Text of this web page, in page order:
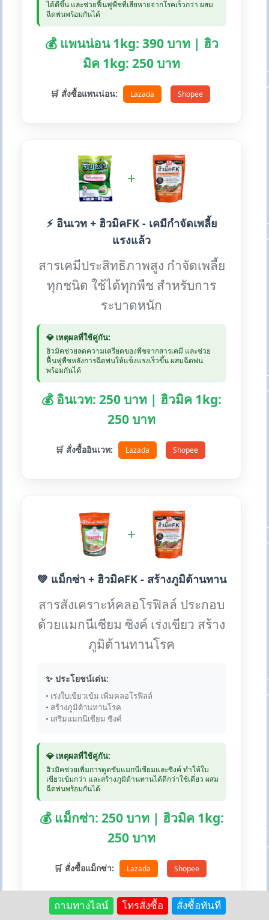
ได้ดีขึ้น และช่วยฟื้นฟูพืชที่เสียหายจากโรคเร็วกว่า ผสม
ฉีดพ่นพร้อมกันได้
💰 แพนน่อน 1kg: 390 บาท | ฮิว
มิค 1kg: 250 บาท
🛒 สั่งซื้อแพนน่อน: Lazada Shopee
+
⚡ อินเวท + ฮิวมิคFK - เคมีกำจัดเพลี้ย
แรงแล้ว
สารเคมีประสิทธิภาพสูง กำจัดเพลี้ย
ทุกชนิด ใช้ได้ทุกพืช สำหรับการ
ระบาดหนัก
💎 เหตุผลที่ใช้คู่กัน:
ฮิวมิคช่วยลดความเครียดของพืชจากสารเคมี และช่วย
ฟื้นฟูพืชหลังการฉีดพ่นให้แข็งแรงเร็วขึ้น ผสมฉีดพ่น
พร้อมกันได้
💰 อินเวท: 250 บาท | ฮิวมิค 1kg:
250 บาท
🛒 สั่งซื้ออินเวท: Lazada Shopee
+
💚 แม็กซ่า + ฮิวมิคFK - สร้างภูมิต้านทาน
สารสังเคราะห์คลอโรฟิลล์ ประกอบ
ด้วยแมกนีเซียม ซิงค์ เร่งเขียว สร้าง
ภูมิต้านทานโรค
✨ ประโยชน์เด่น:
• เร่งใบเขียวเข้ม เพิ่มคลอโรฟิลล์
• สร้างภูมิต้านทานโรค
• เสริมแมกนีเซียม ซิงค์
💎 เหตุผลที่ใช้คู่กัน:
ฮิวมิคช่วยเพิ่มการดูดซับแมกนีเซียมและซิงค์ ทำให้ใบ
เขียวเข้มกว่า และสร้างภูมิต้านทานได้ดีกว่าใช้เดี่ยว ผสม
ฉีดพ่นพร้อมกันได้
💰 แม็กซ่า: 250 บาท | ฮิวมิค 1kg:
250 บาท
🛒 สั่งซื้อแม็กซ่า: Lazada Shopee
ถามทางไลน์ โทรสั่งซื้อ สั่งซื้อทันที